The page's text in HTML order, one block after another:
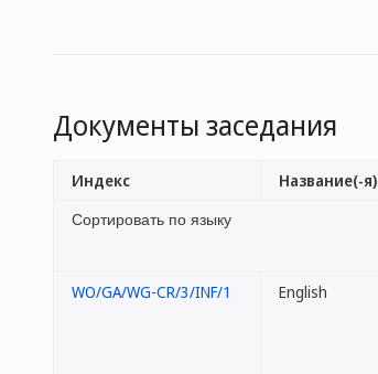
Документы заседания
Сортировать по языку
Индекс Название(-я)
WO/GA/WG-CR/3/INF/1 English